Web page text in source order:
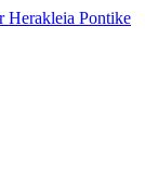
Herakleia Pontike